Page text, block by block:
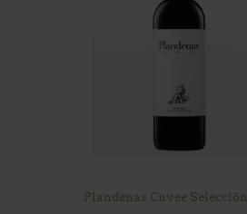
Plandenas Cuvee Selección